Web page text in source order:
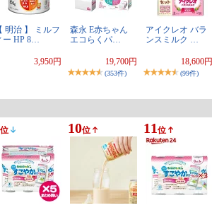
【 明治 】 ミルフ
ー HP 8…
3,950円
森永 E赤ちゃん
エコらくパ…
19,700円
(353件)
アイクレオ バラ
ンスミルク …
18,600円
(99件)
位 10位 11 位